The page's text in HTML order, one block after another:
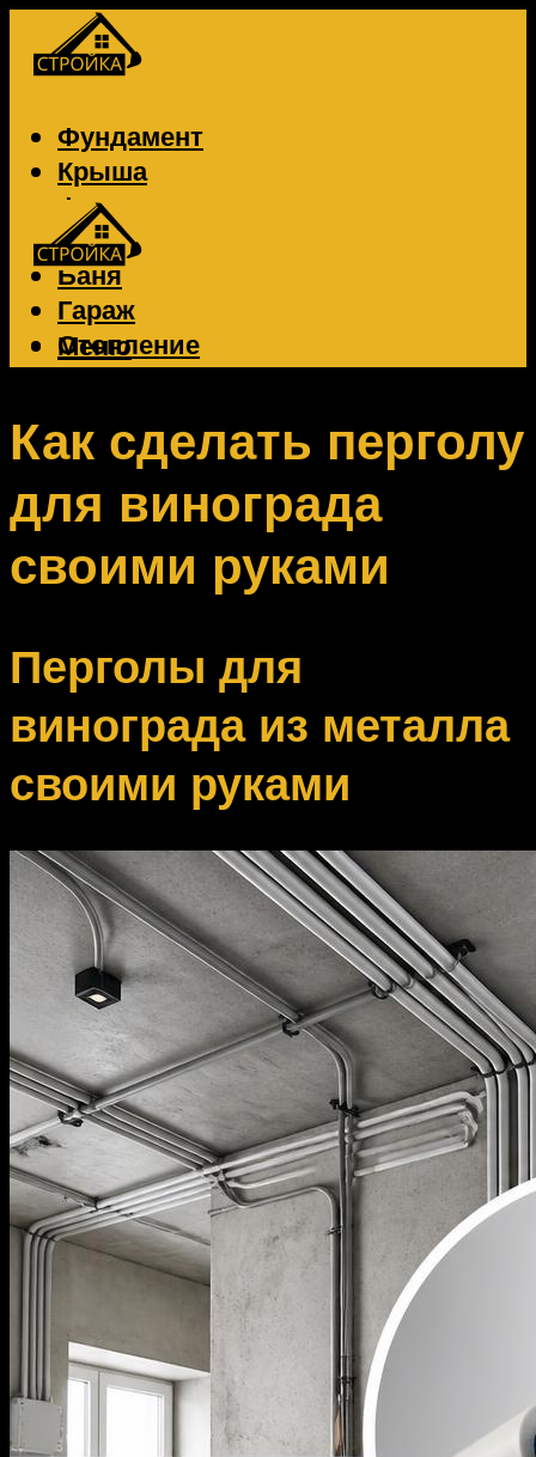
Фундамент
Крыша
Фасад
Забор
Баня
Гараж
Отопление
Вентиляция
Меню
Меню
Как сделать перголу
для винограда
своими руками
Перголы для
винограда из металла
своими руками